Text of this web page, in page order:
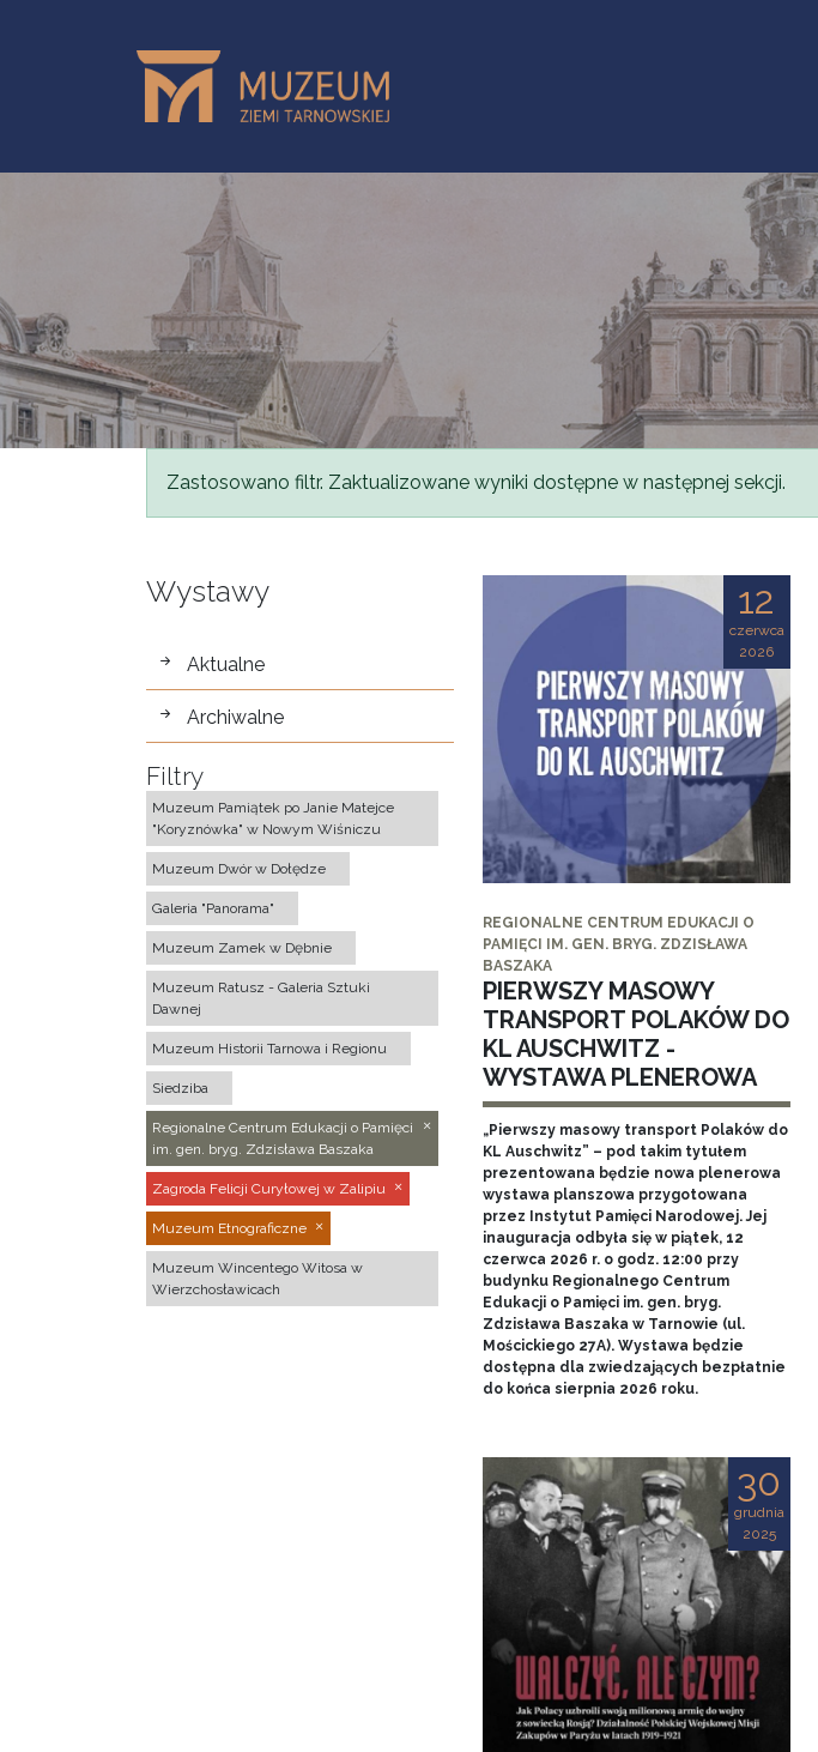
Komunikat
Zastosowano filtr. Zaktualizowane wyniki dostępne w następnej sekcji.
Wystawy
wystawy
Aktualne
Archiwalne
Filtry
Muzeum Pamiątek po Janie Matejce
"Koryznówka" w Nowym Wiśniczu
Muzeum Dwór w Dołędze
Galeria "Panorama"
Muzeum Zamek w Dębnie
Muzeum Ratusz - Galeria Sztuki
Dawnej
Muzeum Historii Tarnowa i Regionu
Siedziba
Regionalne Centrum Edukacji o Pamięci
im. gen. bryg. Zdzisława Baszaka
Zagroda Felicji Curyłowej w Zalipiu
Muzeum Etnograficzne
Muzeum Wincentego Witosa w
Wierzchosławicach
12
czerwca
2026
REGIONALNE CENTRUM EDUKACJI O
PAMIĘCI IM. GEN. BRYG. ZDZISŁAWA
BASZAKA
PIERWSZY MASOWY
TRANSPORT POLAKÓW DO
KL AUSCHWITZ -
WYSTAWA PLENEROWA
„Pierwszy masowy transport Polaków do
KL Auschwitz” – pod takim tytułem
prezentowana będzie nowa plenerowa
wystawa planszowa przygotowana
przez Instytut Pamięci Narodowej. Jej
inauguracja odbyła się w piątek, 12
czerwca 2026 r. o godz. 12:00 przy
budynku Regionalnego Centrum
Edukacji o Pamięci im. gen. bryg.
Zdzisława Baszaka w Tarnowie (ul.
Mościckiego 27A). Wystawa będzie
dostępna dla zwiedzających bezpłatnie
do końca sierpnia 2026 roku.
30
grudnia
2025